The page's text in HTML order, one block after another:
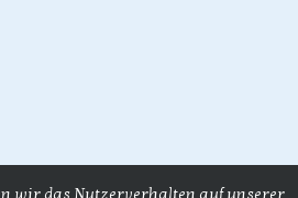
wir das Nutzerverhalten auf unserer